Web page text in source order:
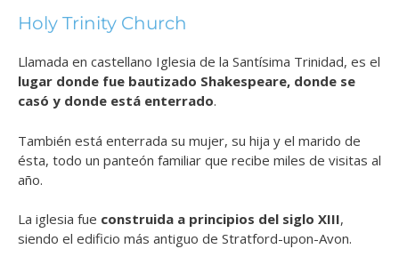
Holy Trinity Church
Llamada en castellano Iglesia de la Santísima Trinidad, es el
lugar donde fue bautizado Shakespeare, donde se
casó y donde está enterrado.
También está enterrada su mujer, su hija y el marido de
ésta, todo un panteón familiar que recibe miles de visitas al
año.
La iglesia fue construida a principios del siglo XIII,
siendo el edificio más antiguo de Stratford-upon-Avon.